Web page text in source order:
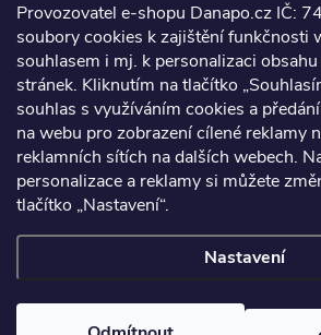
Provozovatel e-shopu Danapo.cz IČ:
soubory cookies k zajištění funkčnosti
souhlasem i mj. k personalizaci
stránek. Kliknutím na tlačítko
souhlas s využíváním cookies a
na webu pro zobrazení cílené reklamy
reklamních sítích na dalších webech.
personalizace a reklamy si můžete
tlačítko „Nastavení“.
Nastavení
Dotazník
Co upřednosťnujete?
Počet hlasů:437
Facebook
Upravit nastavení